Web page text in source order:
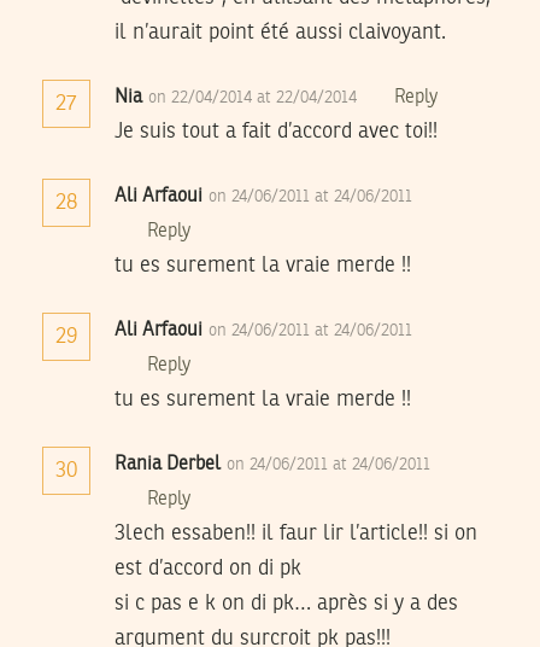
il n’aurait point été aussi claivoyant.
27 Nia on 22/04/2014 at 22/04/2014 Reply
Je suis tout a fait d’accord avec toi!!
28 Ali Arfaoui on 24/06/2011 at 24/06/2011
Reply
tu es surement la vraie merde !!
29 Ali Arfaoui on 24/06/2011 at 24/06/2011
Reply
tu es surement la vraie merde !!
30 Rania Derbel on 24/06/2011 at 24/06/2011
Reply
3lech essaben!! il faur lir l’article!! si on
est d’accord on di pk
si c pas e k on di pk… après si y a des
argument du surcroit pk pas!!!